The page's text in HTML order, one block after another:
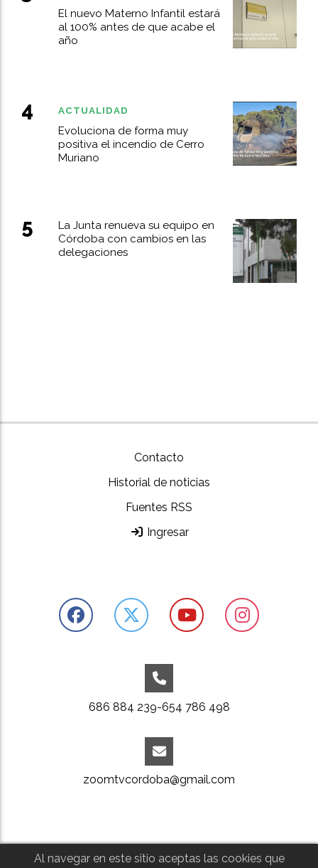
El nuevo Materno Infantil estará
al 100% antes de que acabe el
año
Evoluciona de forma muy
positiva el incendio de Cerro
Muriano
ACTUALIDAD
La Junta renueva su equipo en
Córdoba con cambios en las
delegaciones
Contacto
Historial de noticias
Fuentes RSS
Ingresar
686 884 239-654 786 498
zoomtvcordoba@gmail.com
Al navegar en este sitio aceptas las cookies que